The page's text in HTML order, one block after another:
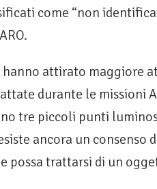
come “non
hanno attirato maggiore
durante le missioni
tre piccoli punti
ancora un
possa trattarsi di un